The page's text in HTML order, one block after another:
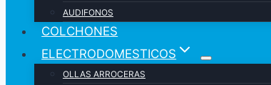
AUDIFONOS
COLCHONES
ELECTRODOMESTICOS
OLLAS ARROCERAS